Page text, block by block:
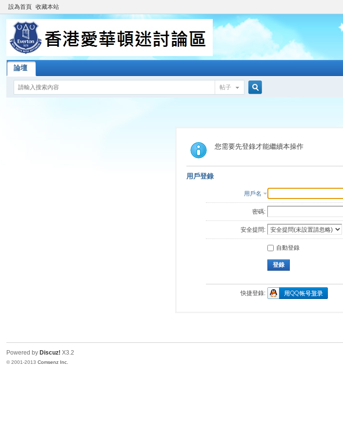
設為首頁 收藏本站
論壇
帖子
索
您需要先登錄才能繼續本操作
用戶登錄
用戶名
密碼:
安全提問:
自動登錄
登錄
快捷登錄:
Powered by Discuz! X3.2
© 2001-2013Comsenz Inc.